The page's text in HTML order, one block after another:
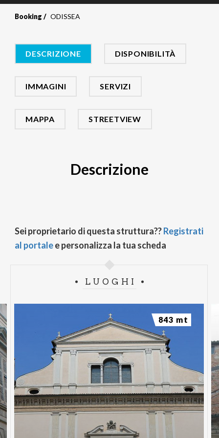
Booking ODISSEA
DESCRIZIONE DISPONIBILITÀ
IMMAGINI SERVIZI
MAPPA STREETVIEW
Descrizione
Sei proprietario di questa struttura??Registrati
al portalee personalizza la tua scheda
LUOGHI
843 mt